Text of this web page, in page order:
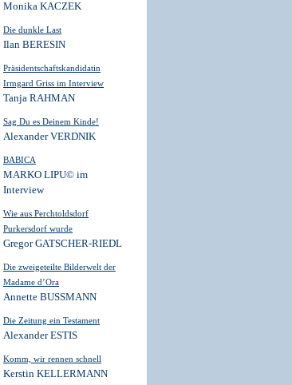
Monika KACZEK
Die dunkle Last
Ilan BERESIN
Präsidentschaftskandidatin
Irmgard Griss im Interview
Tanja RAHMAN
Sag Du es Deinem Kinde!
Alexander VERDNIK
BABICA
MARKO LIPU© im
Interview
Wie aus Perchtoldsdorf
Purkersdorf wurde
Gregor GATSCHER-RIEDL
Die zweigeteilte Bilderwelt der
Madame d’Ora
Annette BUSSMANN
Die Zeitung ein Testament
Alexander ESTIS
Komm, wir rennen schnell
Kerstin KELLERMANN